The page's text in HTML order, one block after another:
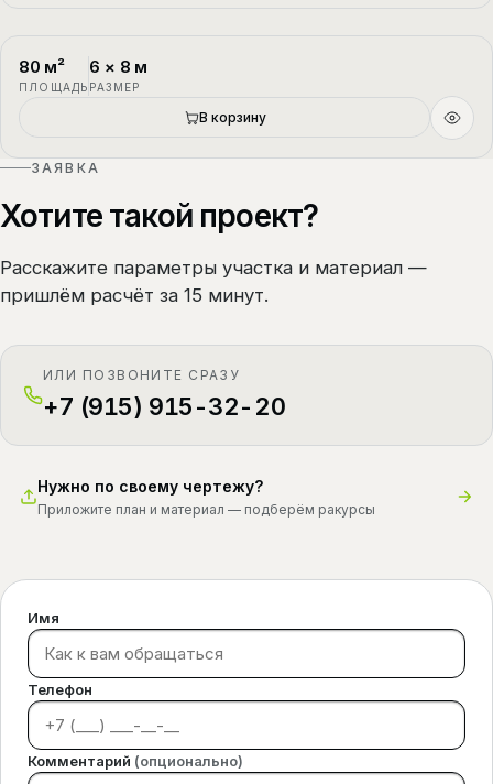
П-4
80 м²
ПЛОЩАДЬ
6 × 8 м
РАЗМЕР
В корзину
ЗАЯВКА
Хотите такой проект?
Расскажите параметры участка и материал —
пришлём расчёт за 15 минут.
ИЛИ ПОЗВОНИТЕ СРАЗУ
+7 (915) 915-32-20
Нужно по своему чертежу?
Приложите план и материал — подберём ракурсы
Имя
Телефон
Комментарий (опционально)